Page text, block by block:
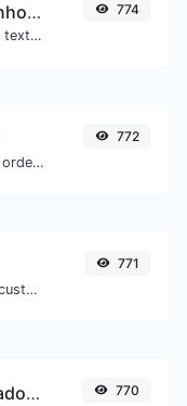
Calculadora de tamanho de texto
Obtenha o tamanho de um texto em Bytes (B), Kilobytes (KB) ou Megabytes (MB).
774
Ordene linhas de texto em ordem alfabética (A-Z ou Z-A) com facilidade.
772
Generate passwords with custom length and custom settings.
771
Formatador/embelezador de SQL 770